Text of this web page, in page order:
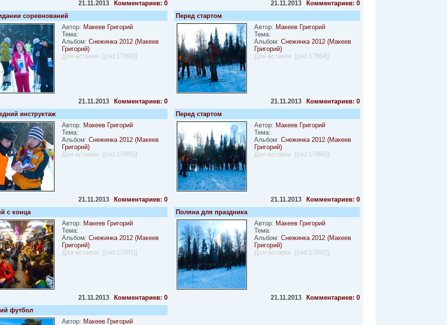
Комментариев: 0
21.11.2013 Комментариев: 0
21.11.2013
соревнований
Автор: Макеев Григорий
Тема:
Альбом: Снежинка 2012 (Макеев
Григорий)
Для вставки: [[nid:17888]]
Комментариев: 0
21.11.2013
Перед стартом
Автор: Макеев Григорий
Тема:
Альбом: Снежинка 2012 (Макеев
Григорий)
Для вставки: [[nid:17884]]
Комментариев: 0
21.11.2013
инструктаж
Автор: Макеев Григорий
Тема:
Альбом: Снежинка 2012 (Макеев
Григорий)
Для вставки: [[nid:17885]]
Комментариев: 0
21.11.2013
Перед стартом
Автор: Макеев Григорий
Тема:
Альбом: Снежинка 2012 (Макеев
Григорий)
Для вставки: [[nid:17886]]
Комментариев: 0
21.11.2013
с конца
Автор: Макеев Григорий
Тема:
Альбом: Снежинка 2012 (Макеев
Григорий)
Для вставки: [[nid:17881]]
Комментариев: 0
21.11.2013
Поляна для праздника
Автор: Макеев Григорий
Тема:
Альбом: Снежинка 2012 (Макеев
Григорий)
Для вставки: [[nid:17882]]
Комментариев: 0
21.11.2013
футбол
Автор: Макеев Григорий